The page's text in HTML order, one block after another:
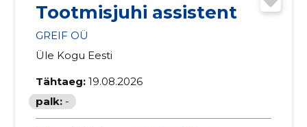
Tootmisjuhi assistent
GREIF OÜ
Üle Kogu Eesti
Tähtaeg: 19.08.2026
palk: -